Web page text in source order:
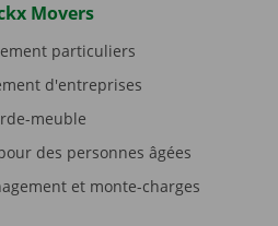
Movers
particuliers
d'entreprises
meuble
des personnes âgées
et monte-charges